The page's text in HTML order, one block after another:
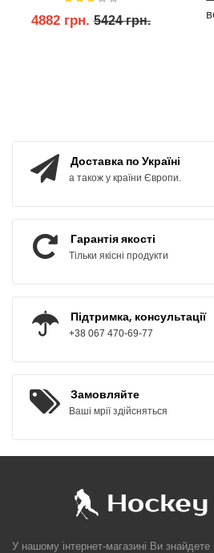
x 7' Netting Protective
4882 грн. 5424 грн.
Доставка по Україні
а також у країни Європи.
Гарантія якості
Тільки якісні продукти
Підтримка, консультації
+38 067 470-69-77
Замовляйте
Ваші мрії здійсняться
У нашому інтернет-магазині Ви знайдете